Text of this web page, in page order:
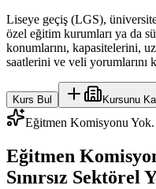
Liseye geçiş (LGS),
özel eğitim kurumları ya da
konumlarını, kapasitelerini,
saatlerini ve veli yorumlarını
Kurs Bul Kursunu
Eğitmen Komisyonu Yok.
Eğitmen
Sınırsız Sektörel